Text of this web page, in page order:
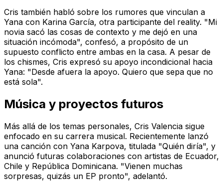
Cris también habló sobre los rumores que vinculan a
Yana con Karina García, otra participante del reality. "Mi
novia sacó las cosas de contexto y me dejó en una
situación incómoda", confesó, a propósito de un
supuesto conflicto entre ambas en la casa. A pesar de
los chismes, Cris expresó su apoyo incondicional hacia
Yana: "Desde afuera la apoyo. Quiero que sepa que no
está sola".
Música y proyectos futuros
Más allá de los temas personales, Cris Valencia sigue
enfocado en su carrera musical. Recientemente lanzó
una canción con Yana Karpova, titulada "Quién diría", y
anunció futuras colaboraciones con artistas de Ecuador,
Chile y República Dominicana. "Vienen muchas
sorpresas, quizás un EP pronto", adelantó.